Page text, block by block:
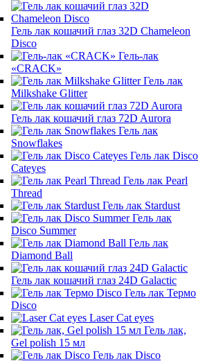
Гель лак кошачий глаз 32D Chameleon
Disco
Гель-лак
«CRACK»
Гель лак
Milkshake Glitter
Гель лак кошачий глаз 72D Aurora
Гель лак
Snowflakes
Гель лак Disco
Cateyes
Гель лак Pearl
Thread
Гель лак Stardust
Гель лак
Disco Summer
Гель лак
Diamond Ball
Гель лак кошачий глаз 24D Galactic
Гель лак Термо
Disco
Laser Cat eyes
Гель лак,
Gel polish 15 мл
Гель лак Disco